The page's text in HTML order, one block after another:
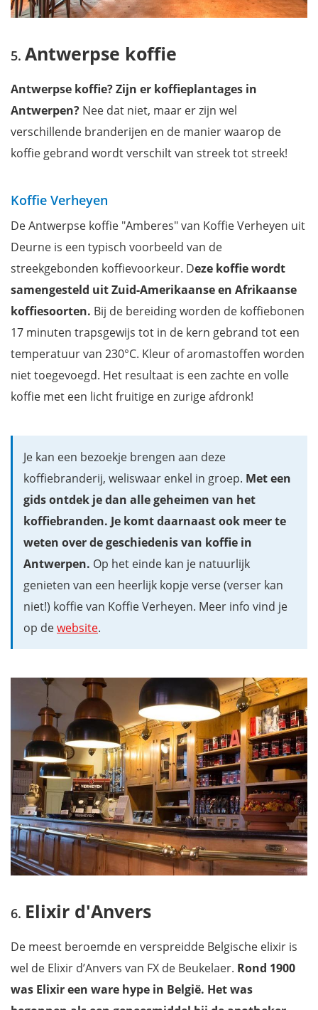
Antwerpse koffie
Antwerpse koffie? Zijn er koffieplantages in
Antwerpen? Nee dat niet, maar er zijn wel
verschillende branderijen en de manier waarop de
koffie gebrand wordt verschilt van streek tot streek!
Koffie Verheyen
De Antwerpse koffie "Amberes" van Koffie Verheyen uit
Deurne is een typisch voorbeeld van de
streekgebonden koffievoorkeur. Deze koffie wordt
samengesteld uit Zuid-Amerikaanse en Afrikaanse
koffiesoorten. Bij de bereiding worden de koffiebonen
17 minuten trapsgewijs tot in de kern gebrand tot een
temperatuur van 230°C. Kleur of aromastoffen worden
niet toegevoegd. Het resultaat is een zachte en volle
koffie met een licht fruitige en zurige afdronk!
Je kan een bezoekje brengen aan deze
koffiebranderij, weliswaar enkel in groep. Met een
gids ontdek je dan alle geheimen van het
koffiebranden. Je komt daarnaast ook meer te
weten over de geschiedenis van koffie in
Antwerpen. Op het einde kan je natuurlijk
genieten van een heerlijk kopje verse (verser kan
niet!) koffie van Koffie Verheyen. Meer info vind je
op dewebsite.
Elixir d'Anvers
De meest beroemde en verspreidde Belgische elixir is
wel de Elixir d’Anvers van FX de Beukelaer. Rond 1900
was Elixir een ware hype in België. Het was